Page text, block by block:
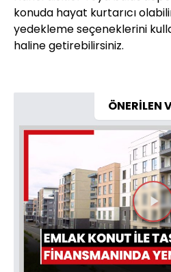
konuda hayat kurtarıcı
yedekleme seçeneklerini
haline getirebilirsiniz.
ÖNERİLEN